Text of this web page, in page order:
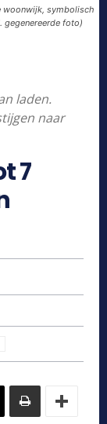
woonwijk, symbolisch
gegenereerde foto)
laden.
naar
7